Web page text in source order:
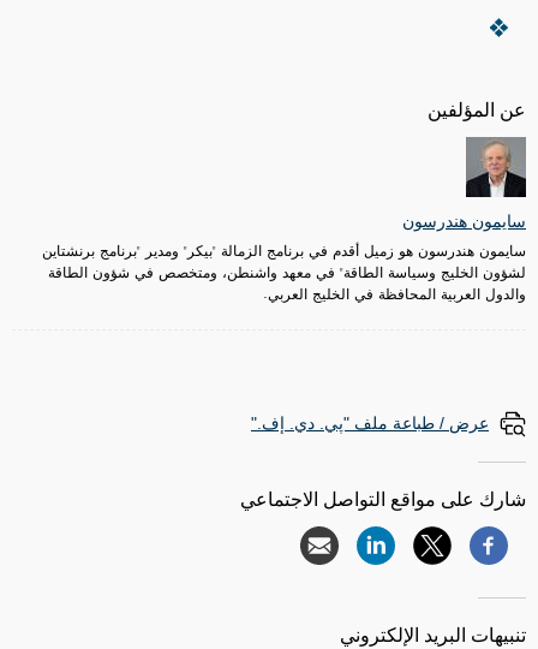
عن المؤلفين
سايمون هندرسون
سايمون هندرسون هو زميل أقدم في برنامج الزمالة "بيكر" ومدير "برنامج برنشتاين
لشؤون الخليج وسياسة الطاقة" في معهد واشنطن، ومتخصص في شؤون الطاقة
والدول العربية المحافظة في الخليج العربي.
عرض / طباعة ملف "پي. دي. إف."
شارك على مواقع التواصل الاجتماعي
تنبيهات البريد الإلكتروني